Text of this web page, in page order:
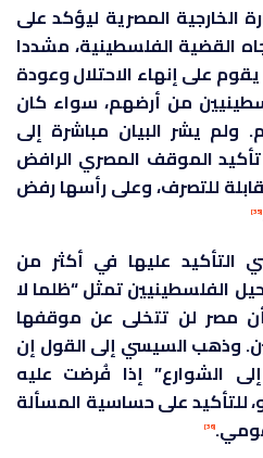
الخارجية المصرية ليؤكد على
القضية الفلسطينية، مشددا
على إنهاء الاحتلال وعودة
من أرضهم، سواء كان
يشر البيان مباشرة إلى
تأكيد الموقف المصري الرافض
للتصرف، وعلى رأسها رفض
[35]
التأكيد عليها في أكثر من
الفلسطينيين تمثل “ظلما لا
مصر لن تتخلى عن موقفها
وذهب السيسي إلى القول إن
الشوارع” إذا فُرضت عليه
للتأكيد على حساسية المسألة
[36]